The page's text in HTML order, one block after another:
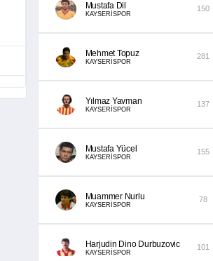
Mustafa Dil
KAYSERİSPOR
150
Mehmet Topuz
KAYSERİSPOR
281
Yılmaz Yavman
KAYSERİSPOR
137
Mustafa Yücel
KAYSERİSPOR
155
Muammer Nurlu
KAYSERİSPOR
78
Harjudin Dino Durbuzovic
KAYSERİSPOR
101